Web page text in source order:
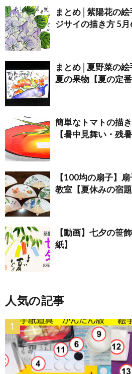
まとめ│紫陽花の
ジサイの描き方 5月
まとめ│夏野菜の絵
夏の果物【夏の定番
簡単なトマトの描
【暑中見舞い・残
【100均の扇子】
教室【夏休みの宿題
【動画】七夕の笹
紙】
人気の記事